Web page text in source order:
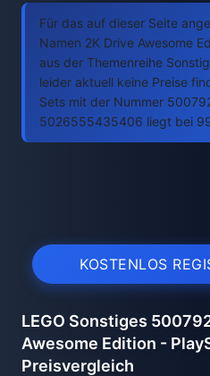
Für das auf dieser Seite
Namen 2K Drive Awesome
aus der Themenreihe
leider aktuell keine Preise
Sets mit der Nummer
5026555435406 liegt bei
KOSTENLOS
LEGO Sonstiges
Awesome Edition -
Preisvergleich